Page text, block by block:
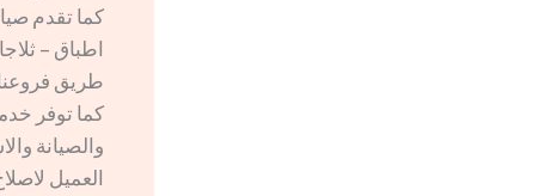
كما تقدم
اطباق –
طريق
كما توفر
والصيانة
العميل